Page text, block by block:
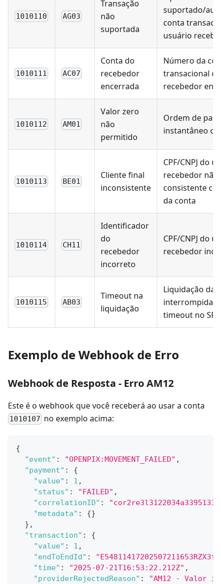
1010110 AG03
Transação
não
suportada
suportado/
conta
usuário
1010111 AC07
Conta do
recebedor
encerrada
Número da
transacional
recebedor
1010112 AM01
Valor zero
não
permitido
Ordem de
instantâneo
1010113 BE01
Cliente final
inconsistente
CPF/CNPJ do
recebedor não
consistente
da conta
1010114 CH11
Identificador
do
recebedor
incorreto
CPF/CNPJ do
recebedor
1010115 AB03
Timeout na
liquidação
Liquidação da
interrompida
timeout no SPI
Exemplo de Webhook de Erro
Webhook de Resposta - Erro AM12
Este é o webhook que você receberá ao usar a conta
1010107 no exemplo acima:
{
"event" : "OPENPIX:MOVEMENT_FAILED" ,
"payment" :
{
"value" : 1 ,
"status" : "FAILED" ,
"correlationID" :
"metadata" : {}
} ,
"transaction" :
{
"value" : 1 ,
"endToEndId" :
"time" : "2025-07-21T16:53:22.212Z" ,
"providerRejectedReason" :
"AM12 - Valor